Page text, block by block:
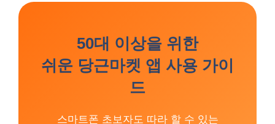
50대 이상을 위한
쉬운 당근마켓 앱 사용 가이
드
스마트폰 초보자도 따라 할 수 있는